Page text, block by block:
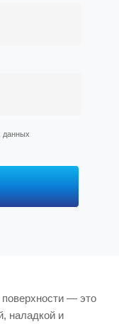
данных
— это
наладкой и